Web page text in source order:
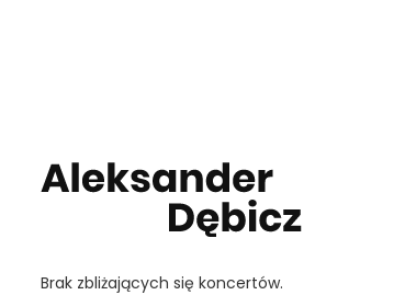
Koncerty
Brak zbliżających się koncertów.